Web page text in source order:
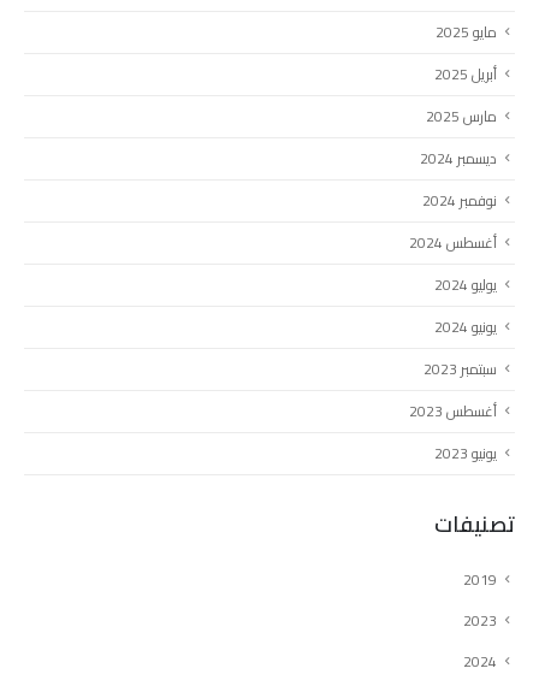
مايو 2025
أبريل 2025
مارس 2025
ديسمبر 2024
نوفمبر 2024
أغسطس 2024
يوليو 2024
يونيو 2024
سبتمبر 2023
أغسطس 2023
يونيو 2023
تصنيفات
2019
2023
2024